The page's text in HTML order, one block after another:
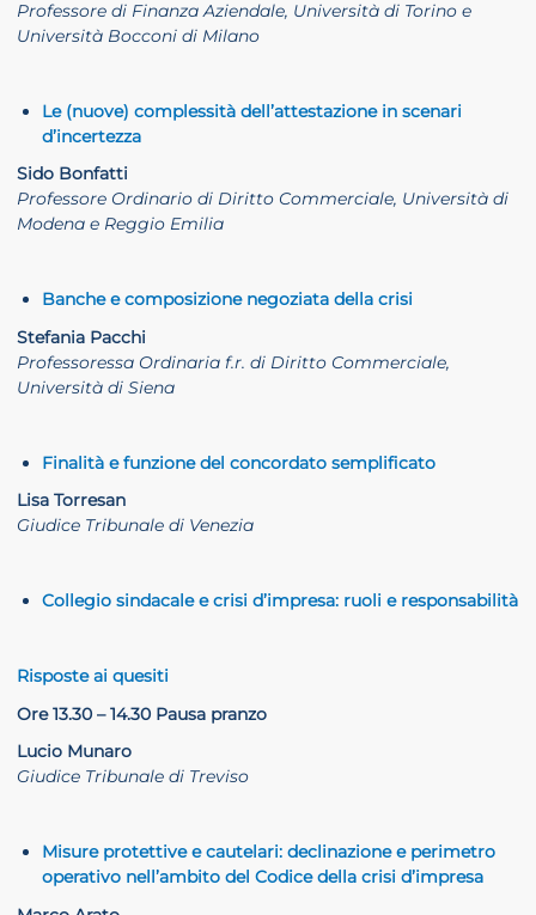
Professore di Finanza Aziendale, Università di Torino e
Università Bocconi di Milano
Le (nuove) complessità dell’attestazione in scenari
d’incertezza
Sido Bonfatti
Professore Ordinario di Diritto Commerciale, Università di
Modena e Reggio Emilia
Banche e composizione negoziata della crisi
Stefania Pacchi
Professoressa Ordinaria f.r. di Diritto Commerciale,
Università di Siena
Finalità e funzione del concordato semplificato
Lisa Torresan
Giudice Tribunale di Venezia
Collegio sindacale e crisi d’impresa: ruoli e responsabilità
Risposte ai quesiti
Ore 13.30 – 14.30 Pausa pranzo
Lucio Munaro
Giudice Tribunale di Treviso
Misure protettive e cautelari: declinazione e perimetro
operativo nell’ambito del Codice della crisi d’impresa